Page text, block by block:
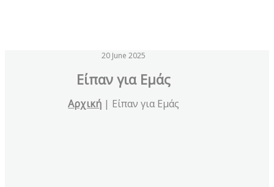
20 June 2025
Eίπαν για Εμάς
Αρχική | Eίπαν για Εμάς